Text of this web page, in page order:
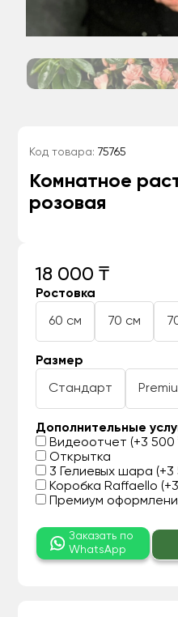
Код товара: 75765
Комнатное
розовая
18 000 ₸
Ростовка
60 см 70 см
Размер
Стандарт
Дополнительные
Видеоотчет (+3 500
Открытка
3 Гелиевых шара (+3
Коробка Raffaello
Премиум
Заказать по
WhatsApp